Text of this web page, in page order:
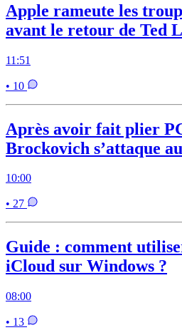
Apple rameute les
avant le retour de Ted
11:51
• 10
Après avoir fait plier
Brockovich s’attaque
10:00
• 27
Guide : comment
iCloud sur Windows ?
08:00
• 13